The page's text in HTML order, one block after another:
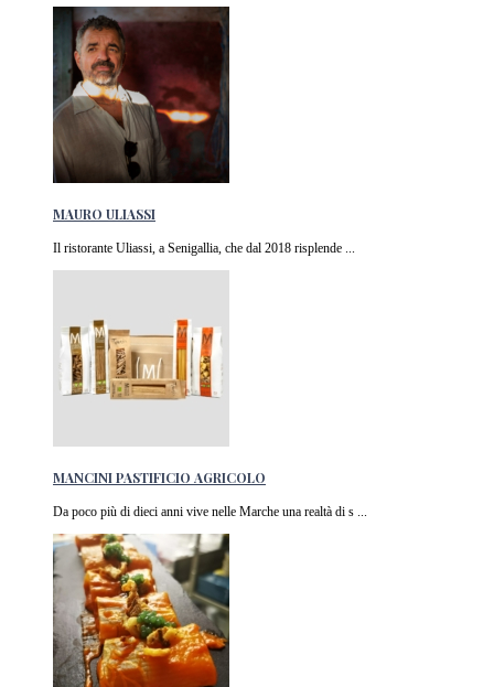
MAURO ULIASSI
Il ristorante Uliassi, a Senigallia, che dal 2018 risplende ...
MANCINI PASTIFICIO AGRICOLO
Da poco più di dieci anni vive nelle Marche una realtà di s ...